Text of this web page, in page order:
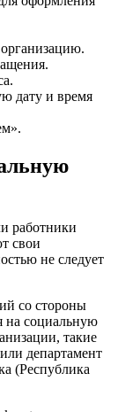
дату и время
работники
свои
не следует
со стороны
на социальную
такие
департамент
(Республика